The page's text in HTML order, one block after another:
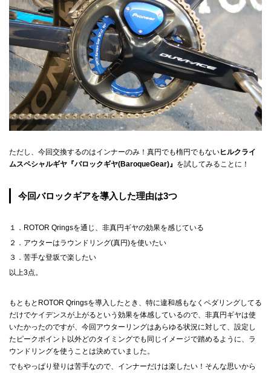
ただし、今回交換するのはインナーのみ！真円でも楕円でもないヒルクライ
ムスペシャルギヤ『バロックギヤ(BaroqueGear)』 を試してみることに！
今回バロックギアを導入した理由は3つ
１．ROTOR Qringsを通じ、非真円ギヤの効果を感じている
２．アウターはラウンドリング(真円)を使いたい
３．苦手な登坂で楽したい
以上3点。
もともとROTOR Qringsを導入したとき、特に違和感もなくペダリングしてる
だけでケイデンスが上がるという効果を体感しているので、非真円ギヤは使
いたかったのですが、今回アウターリングはあらゆる状況に対して、設定し
たピークポイント以外どのタイミングでも同じイメージで踏めるように、ラ
ウンドリングを使うことは決めていました。
でもやっぱり登りは苦手なので、インナーだけは楽したい！そんな思いから